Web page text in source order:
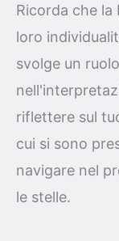
Ricorda che la
loro
svolge un
riflettere sul
cui si sono
navigare nel
le stelle.